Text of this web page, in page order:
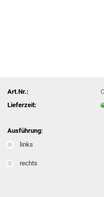
Art.Nr.:
Lieferzeit:
Ausführung:
links
rechts